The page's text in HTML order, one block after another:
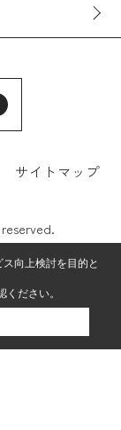
サイトマップ
向上検討を目的と
ください。